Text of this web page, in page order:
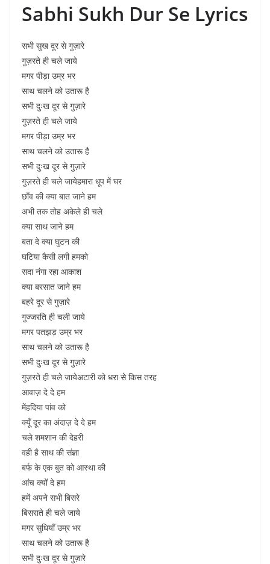
Sabhi Sukh Dur Se Lyrics
सभी सुख दूर से गुज़ारे
गुज़रते ही चले जाये
मगर पीड़ा उम्र भर
साथ चलने को उतारू है
सभी दुःख दूर से गुज़ारे
गुज़रते ही चले जाये
मगर पीड़ा उम्र भर
साथ चलने को उतारू है
सभी दुःख दूर से गुज़ारे
गुज़रते ही चले जायेहमारा धूप में घर
छाँव की क्या बात जाने हम
अभी तक तोह अकेले ही चले
क्या साथ जाने हम
बता दे क्या घुटन की
घटिया कैसी लगी हमको
सदा नंगा रहा आकाश
क्या बरसात जाने हम
बहरे दूर से गुज़ारे
गुज्जरति ही चली जाये
मगर पतझड़ उम्र भर
साथ चलने को उतारू है
सभी दुःख दूर से गुज़ारे
गुज़रते ही चले जायेअटारी को धरा से किस तरह
आवाज़ दे दे हम
मेंहदिया पांव को
क्यूँ दूर का अंदाज़ दे दे हम
चले शमशान की देहरी
वही है साथ की संज्ञा
बर्फ के एक बुत को आस्था की
आंच क्यों दे हम
हमें अपने सभी बिसरे
बिसराते ही चले जाये
मगर सुधियाँ उम्र भर
साथ चलने को उतारू है
सभी दुःख दूर से गुज़ारे